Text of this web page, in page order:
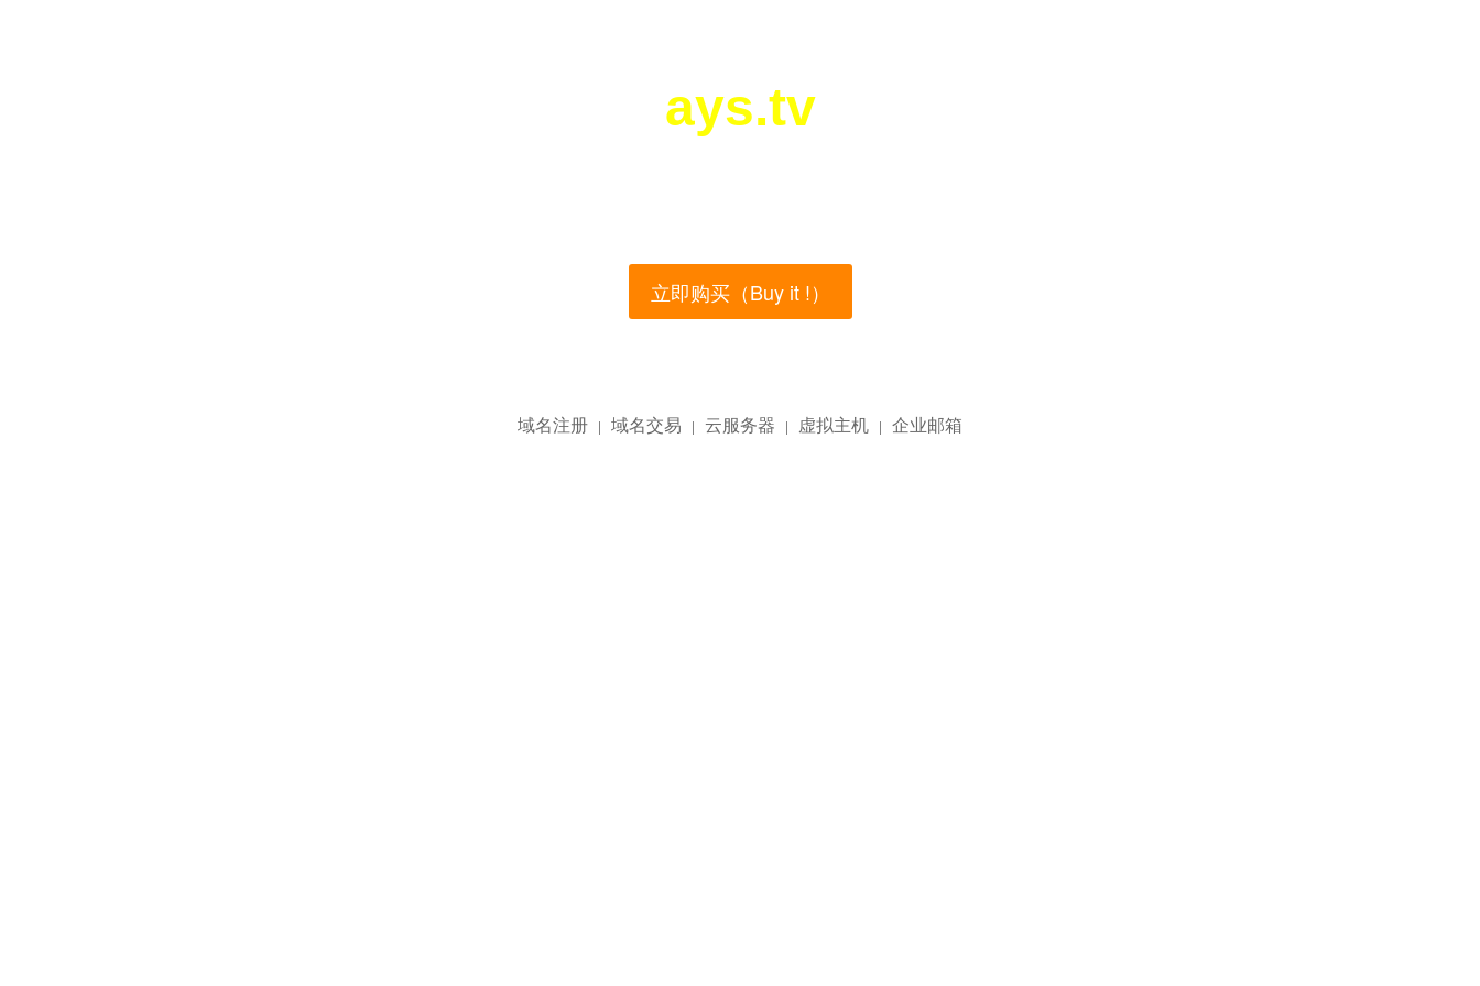
ays.tv
立即购买（Buy it !）
域名注册 | 域名交易 | 云服务器 | 虚拟主机 | 企业邮箱